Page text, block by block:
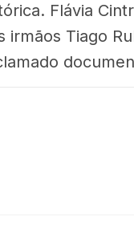
Flávia
irmãos Tiago